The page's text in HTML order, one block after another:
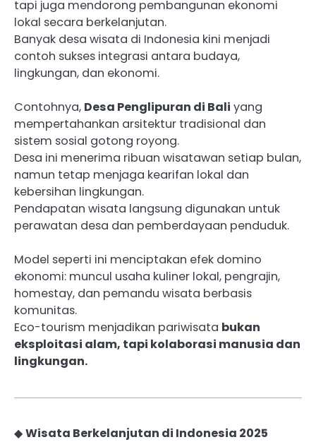
tapi juga mendorong pembangunan ekonomi
lokal secara berkelanjutan.
Banyak desa wisata di Indonesia kini menjadi
contoh sukses integrasi antara budaya,
lingkungan, dan ekonomi.
Contohnya, Desa Penglipuran di Bali yang
mempertahankan arsitektur tradisional dan
sistem sosial gotong royong.
Desa ini menerima ribuan wisatawan setiap bulan,
namun tetap menjaga kearifan lokal dan
kebersihan lingkungan.
Pendapatan wisata langsung digunakan untuk
perawatan desa dan pemberdayaan penduduk.
Model seperti ini menciptakan efek domino
ekonomi: muncul usaha kuliner lokal, pengrajin,
homestay, dan pemandu wisata berbasis
komunitas.
Eco-tourism menjadikan pariwisata bukan
eksploitasi alam, tapi kolaborasi manusia dan
lingkungan.
◆Wisata Berkelanjutan di Indonesia 2025